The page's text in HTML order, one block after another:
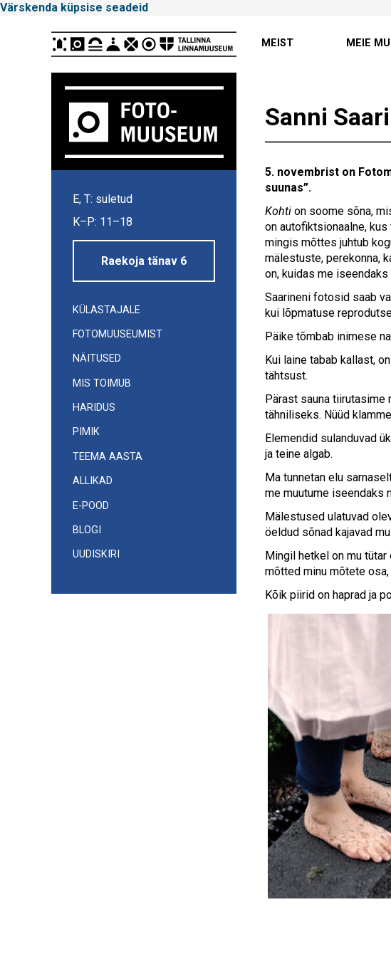
Värskenda küpsise seadeid
Linnamuuseum
MEIST MEIE
E, T: suletud
K–P: 11–18
Raekoja tänav 6
KÜLASTAJALE
FOTOMUUSEUMIST
NÄITUSED
MIS TOIMUB
HARIDUS
PIMIK
TEEMA AASTA
ALLIKAD
E-POOD
BLOGI
UUDISKIRI
Sanni
5. novembrist on
suunas”.
Kohti on soome sõna,
on autofiktsionaalne,
mingis mõttes juhtub
mälestuste, perekonna,
on, kuidas me iseendaks
Saarineni fotosid saab
kui lõpmatuse
Päike tõmbab inimese
Kui laine tabab kallast,
tähtsust.
Pärast sauna tiirutasime
tähniliseks. Nüüd
Elemendid sulanduvad
ja teine ​​algab.
Ma tunnetan elu
me muutume iseendaks
Mälestused ulatuvad
öeldud sõnad kajavad
Mingil hetkel on mu
mõtted minu mõtete
Kõik piirid on haprad ja